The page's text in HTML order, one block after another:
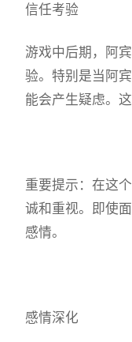
信任考验
游戏中后期，阿
验。特别是当阿
能会产生疑虑。
重要提示：在这
诚和重视。即使
感情。
感情深化